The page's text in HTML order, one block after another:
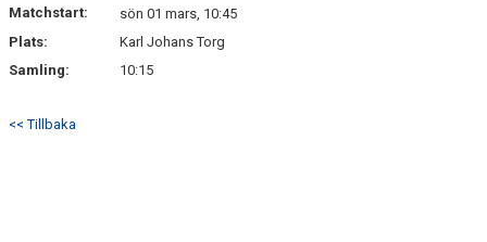
MATCHER
Matchstart:
sön 01 mars, 10:45
Plats:
Karl Johans Torg
Samling:
10:15
<< Tillbaka